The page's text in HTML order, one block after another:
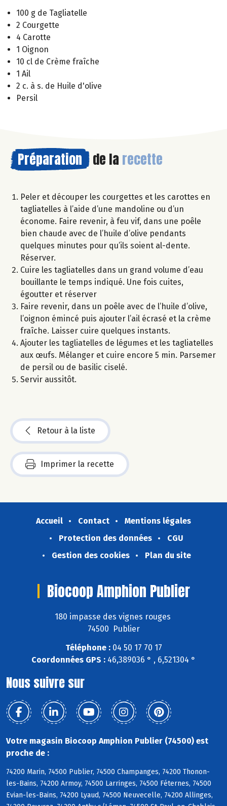
100 g de Tagliatelle
2 Courgette
4 Carotte
1 Oignon
10 cl de Crème fraîche
1 Ail
2 c. à s. de Huile d'olive
Persil
Préparation de la recette
Peler et découper les courgettes et les carottes en
tagliatelles à l’aide d’une mandoline ou d’un
économe. Faire revenir, à feu vif, dans une poêle
bien chaude avec de l’huile d’olive pendants
quelques minutes pour qu’ils soient al-dente.
Réserver.
Cuire les tagliatelles dans un grand volume d’eau
bouillante le temps indiqué. Une fois cuites,
égoutter et réserver
Faire revenir, dans un poêle avec de l’huile d’olive,
l’oignon émincé puis ajouter l’ail écrasé et la crème
fraîche. Laisser cuire quelques instants.
Ajouter les tagliatelles de légumes et les tagliatelles
aux œufs. Mélanger et cuire encore 5 min. Parsemer
de persil ou de basilic ciselé.
Servir aussitôt.
Retour à la liste
Imprimer la recette
Accueil Contact
Mentions légales
Protection des données
CGU
Gestion des cookies
Plan du site
Biocoop Amphion Publier
180 impasse des vignes rouges
74500 Publier
Téléphone :04 50 17 70 17
Coordonnées GPS : 46,389036 ° , 6,521304 °
Nous suivre sur
Votre magasin Biocoop Amphion Publier (74500) est
proche de :
74200 Marin, 74500 Publier, 74500 Champanges, 74200 Thonon-
les-Bains, 74200 Armoy, 74500 Larringes, 74500 Féternes, 74500
Evian-les-Bains, 74200 Lyaud, 74500 Neuvecelle, 74200 Allinges,